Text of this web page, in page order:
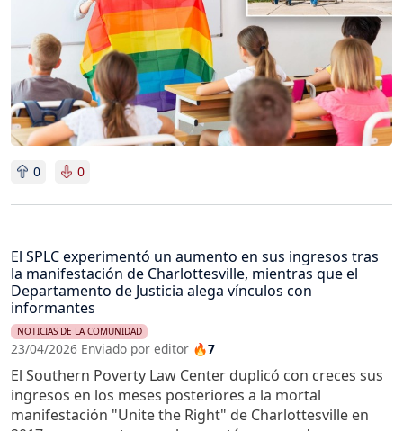
0 0
El SPLC experimentó un aumento en sus ingresos tras
la manifestación de Charlottesville, mientras que el
Departamento de Justicia alega vínculos con
informantes
NOTICIAS DE LA COMUNIDAD
23/04/2026 Enviado por editor 🔥7
El Southern Poverty Law Center duplicó con creces sus
ingresos en los meses posteriores a la mortal
manifestación "Unite the Right" de Charlottesville en